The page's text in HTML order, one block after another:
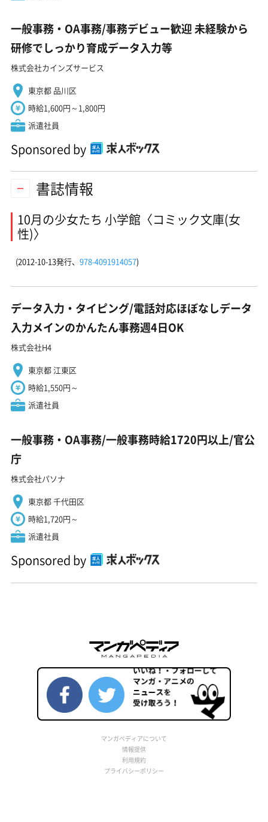
一般事務・OA事務/事務デビュー歓迎 未経験から
研修でしっかり育成データ入力等
株式会社カインズサービス
東京都 品川区
時給1,600円～1,800円
派遣社員
Sponsored by
書誌情報
10月の少女たち 小学館〈コミック文庫(女
性)〉
(2012-10-13発行、 978-4091914057)
データ入力・タイピング/電話対応ほぼなしデータ
入力メインのかんたん事務週4日OK
株式会社H4
東京都 江東区
時給1,550円～
派遣社員
一般事務・OA事務/一般事務時給1720円以上/官公
庁
株式会社パソナ
東京都 千代田区
時給1,720円～
派遣社員
Sponsored by
マンガペディアについて
情報提供
利用規約
プライバシーポリシー